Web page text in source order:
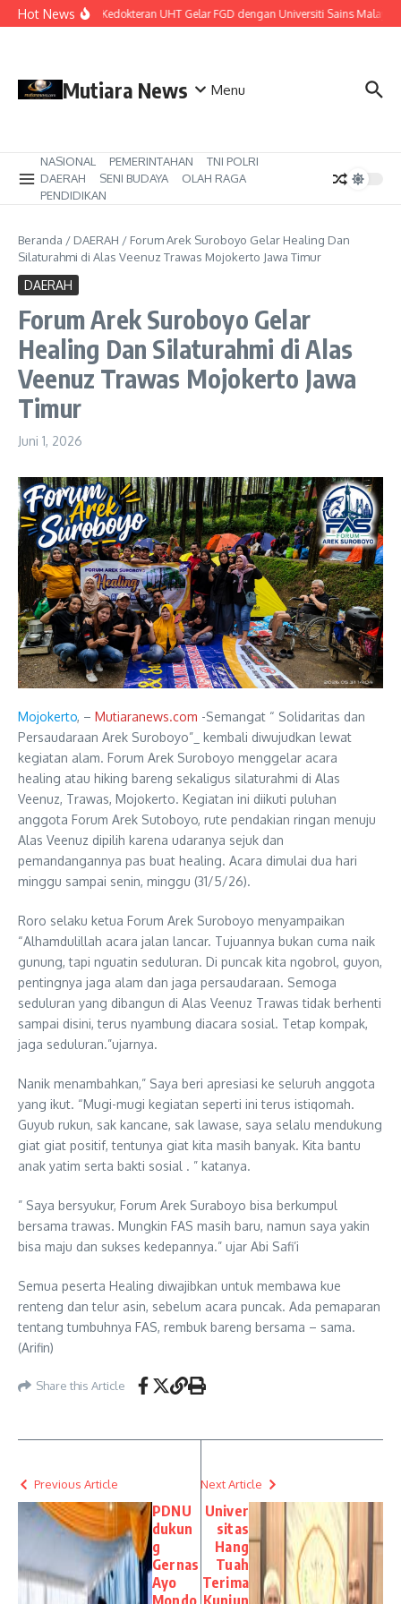
Lewati ke konten
Hot NewsFakultas Kedokteran UHT Gelar FGD dengan Universiti Sains
Mutiara News Menu
NASIONAL PEMERINTAHAN
TNI POLRI
DAERAH
SENI BUDAYA
OLAH RAGA
PENDIDIKAN
Beranda / DAERAH / Forum Arek Suroboyo Gelar Healing Dan
Silaturahmi di Alas Veenuz Trawas Mojokerto Jawa Timur
DAERAH
Forum Arek Suroboyo Gelar
Healing Dan Silaturahmi di Alas
Veenuz Trawas Mojokerto Jawa
Timur
Juni 1, 2026
Mojokerto, – Mutiaranews.com -Semangat “ Solidaritas dan
Persaudaraan Arek Suroboyo”_ kembali diwujudkan lewat
kegiatan alam. Forum Arek Suroboyo menggelar acara
healing atau hiking bareng sekaligus silaturahmi di Alas
Veenuz, Trawas, Mojokerto. Kegiatan ini diikuti puluhan
anggota Forum Arek Sutoboyo, rute pendakian ringan menuju
Alas Veenuz dipilih karena udaranya sejuk dan
pemandangannya pas buat healing. Acara dimulai dua hari
minggu sampai senin, minggu (31/5/26).
Roro selaku ketua Forum Arek Suroboyo menyampaikan
“Alhamdulillah acara jalan lancar. Tujuannya bukan cuma naik
gunung, tapi nguatin seduluran. Di puncak kita ngobrol, guyon,
pentingnya jaga alam dan jaga persaudaraan. Semoga
seduluran yang dibangun di Alas Veenuz Trawas tidak berhenti
sampai disini, terus nyambung diacara sosial. Tetap kompak,
jaga seduluran.”ujarnya.
Nanik menambahkan,” Saya beri apresiasi ke seluruh anggota
yang ikut. “Mugi-mugi kegiatan seperti ini terus istiqomah.
Guyub rukun, sak kancane, sak lawase, saya selalu mendukung
giat giat positif, tentunya giat kita masih banyak. Kita bantu
anak yatim serta bakti sosial . ” katanya.
” Saya bersyukur, Forum Arek Suraboyo bisa berkumpul
bersama trawas. Mungkin FAS masih baru, namun saya yakin
bisa maju dan sukses kedepannya.” ujar Abi Safi’i
Semua peserta Healing diwajibkan untuk membawa kue
renteng dan telur asin, sebelum acara puncak. Ada pemaparan
tentang tumbuhnya FAS, rembuk bareng bersama – sama.
(Arifin)
Share this Article
Previous Article
PDNU
dukun
g
Gernas
Ayo
Next Article
Univer
sitas
Hang
Tuah
Terima